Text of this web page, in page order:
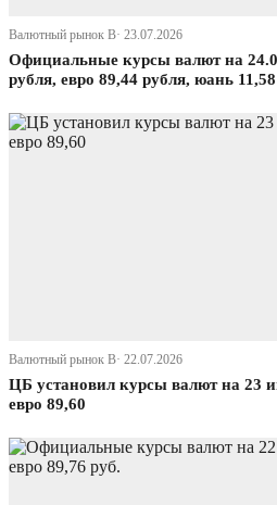
Валютный рынок В· 23.07.2026
Официальные курсы валют на
рубля, евро 89,44 рубля, юань
Валютный рынок В· 22.07.2026
ЦБ установил курсы валют на 23
евро 89,60